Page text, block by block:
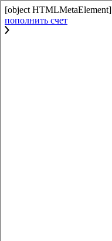
[object HTMLMetaElement]
пополнить счет